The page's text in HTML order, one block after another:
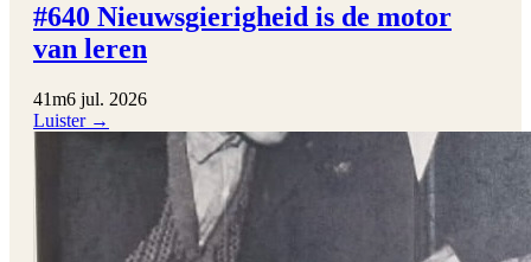
#640 Nieuwsgierigheid is de motor
van leren
41m6 jul. 2026
Luister →